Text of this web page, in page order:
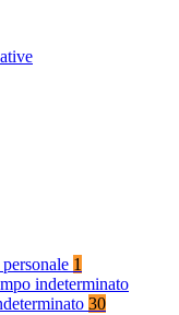
1
indeterminato
30